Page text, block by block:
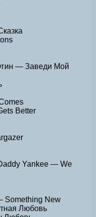
— Заведи Мой
Better
Yankee — We
Something New
Любовь